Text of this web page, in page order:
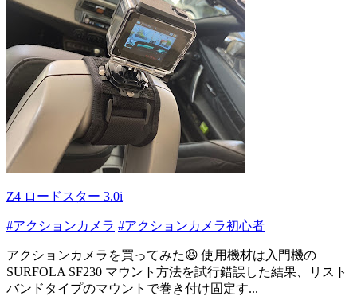
Z4 ロードスター 3.0i
#アクションカメラ #アクションカメラ初心者
アクションカメラを買ってみた😆 使用機材は入門機の
SURFOLA SF230 マウント方法を試行錯誤した結果、リスト
バンドタイプのマウントで巻き付け固定す...